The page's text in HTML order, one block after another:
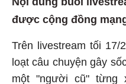
được cộng đồng
Trên livestream tối
loạt câu chuyện gây
một "người cũ" từng